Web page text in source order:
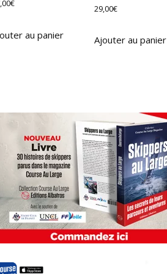
€
au panier
29,00€
Ajouter au panier